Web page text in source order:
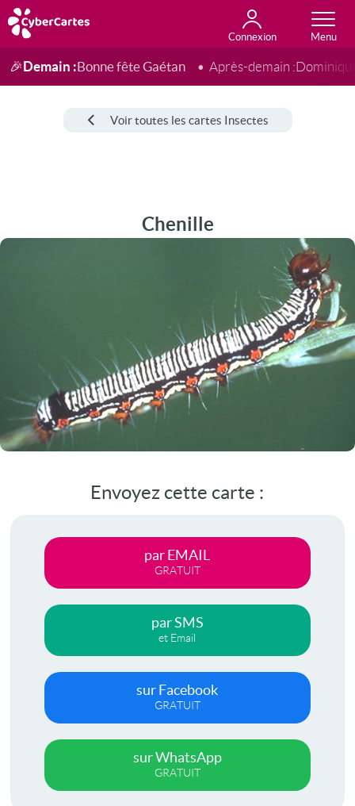
Connexion
Anniversaire
Fête du jour
Amour
Amitié
Merci
Toutes les cartes
🎉Demain :Bonne fête Gaétan Après-demain :
Voir toutes les cartes Insectes
Chenille
Envoyez cette carte :
par EMAIL
GRATUIT
par SMS
et Email
sur Facebook
GRATUIT
sur WhatsApp
GRATUIT